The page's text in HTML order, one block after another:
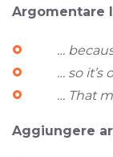
Argomentare
…
… so it’s
… That
Aggiungere